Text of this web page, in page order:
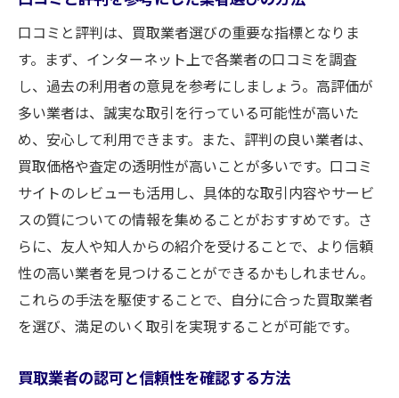
口コミと評判は、買取業者選びの重要な指標となりま
す。まず、インターネット上で各業者の口コミを調査
し、過去の利用者の意見を参考にしましょう。高評価が
多い業者は、誠実な取引を行っている可能性が高いた
め、安心して利用できます。また、評判の良い業者は、
買取価格や査定の透明性が高いことが多いです。口コミ
サイトのレビューも活用し、具体的な取引内容やサービ
スの質についての情報を集めることがおすすめです。さ
らに、友人や知人からの紹介を受けることで、より信頼
性の高い業者を見つけることができるかもしれません。
これらの手法を駆使することで、自分に合った買取業者
を選び、満足のいく取引を実現することが可能です。
買取業者の認可と信頼性を確認する方法